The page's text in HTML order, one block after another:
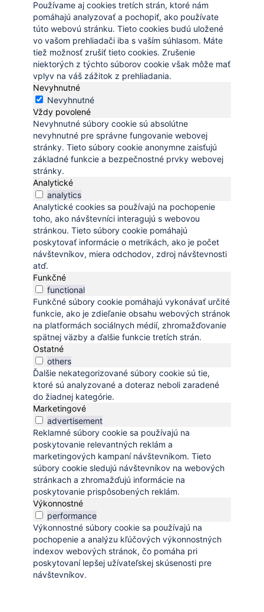
Používame aj cookies tretích strán, ktoré nám
pomáhajú analyzovať a pochopiť, ako používate
túto webovú stránku. Tieto cookies budú uložené
vo vašom prehliadači iba s vaším súhlasom. Máte
tiež možnosť zrušiť tieto cookies. Zrušenie
niektorých z týchto súborov cookie však môže mať
vplyv na váš zážitok z prehliadania.
Nevyhnutné
Nevyhnutné
Vždy povolené
Nevyhnutné súbory cookie sú absolútne
nevyhnutné pre správne fungovanie webovej
stránky. Tieto súbory cookie anonymne zaisťujú
základné funkcie a bezpečnostné prvky webovej
stránky.
Analytické
analytics
Analytické cookies sa používajú na pochopenie
toho, ako návštevníci interagujú s webovou
stránkou. Tieto súbory cookie pomáhajú
poskytovať informácie o metrikách, ako je počet
návštevníkov, miera odchodov, zdroj návštevnosti
atď.
Funkčné
functional
Funkčné súbory cookie pomáhajú vykonávať určité
funkcie, ako je zdieľanie obsahu webových stránok
na platformách sociálnych médií, zhromažďovanie
spätnej väzby a ďalšie funkcie tretích strán.
Ostatné
others
Ďalšie nekategorizované súbory cookie sú tie,
ktoré sú analyzované a doteraz neboli zaradené
do žiadnej kategórie.
Marketingové
advertisement
Reklamné súbory cookie sa používajú na
poskytovanie relevantných reklám a
marketingových kampaní návštevníkom. Tieto
súbory cookie sledujú návštevníkov na webových
stránkach a zhromažďujú informácie na
poskytovanie prispôsobených reklám.
Výkonnostné
performance
Výkonnostné súbory cookie sa používajú na
pochopenie a analýzu kľúčových výkonnostných
indexov webových stránok, čo pomáha pri
poskytovaní lepšej užívateľskej skúsenosti pre
návštevníkov.